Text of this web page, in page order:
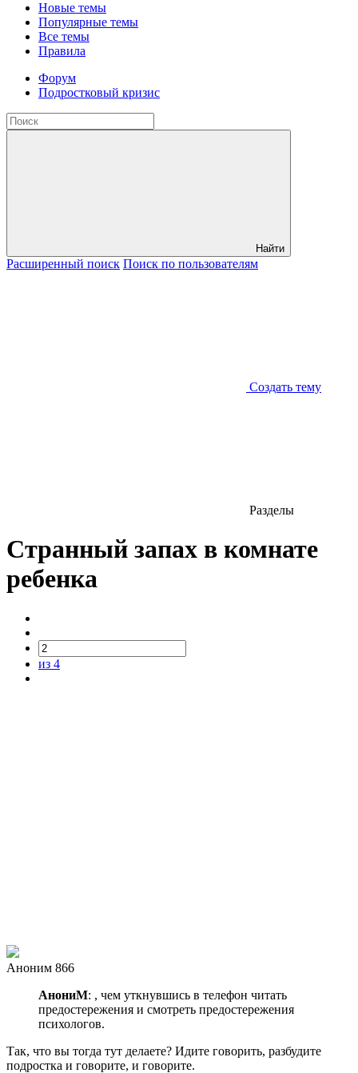
Новые темы
Популярные темы
Все темы
Правила
Форум
Подростковый кризис
Найти
Расширенный поиск Поиск по пользователям
Создать тему
Разделы
Странный запах в комнате
ребенка
из 4
Аноним 866
АнониМ: , чем уткнувшись в телефон читать
предостережения и смотреть предостережения
психологов.
Так, что вы тогда тут делаете? Идите говорить, разбудите
подростка и говорите, и говорите.